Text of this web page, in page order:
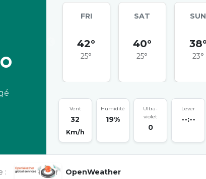
FRI
42°
25°
SAT
40°
25°
SUN
38°
23°
Vent
32
Km/h
Humidité
19%
Ultra-
violet
0
Lever
--:--
: OpenWeather